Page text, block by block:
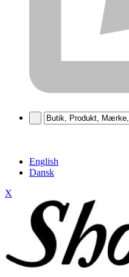
English
Dansk
X